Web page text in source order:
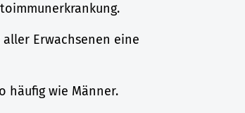
Erwachsenen eine
häufig wie Männer.